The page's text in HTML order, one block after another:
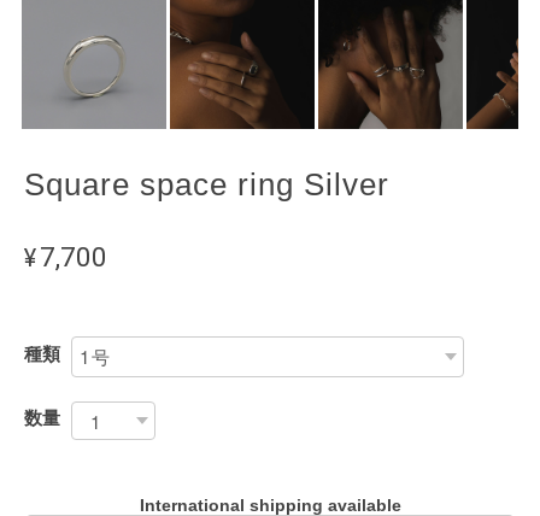
Square space ring Silver
¥7,700
種類
数量
International shipping available